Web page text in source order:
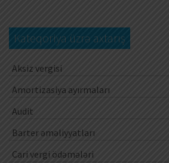
Kateqoriya üzrə axtarış
Aksiz vergisi
Amortizasiya ayırmaları
Audit
Barter əməliyyatları
Cari vergi ödəmələri